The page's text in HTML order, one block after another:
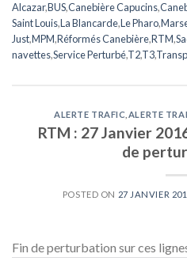
Alcazar,BUS,Canebière Capucins,
Saint Louis,La Blancarde,Le Pharo,
Just,MPM,Réformés Canebière,RTM,
navettes,Service Perturbé,T2,T3,
ALERTE TRAFIC ALERTE
RTM : 27 Janvier
de
POSTED ON 27 JANVIER
Fin de perturbation sur ces